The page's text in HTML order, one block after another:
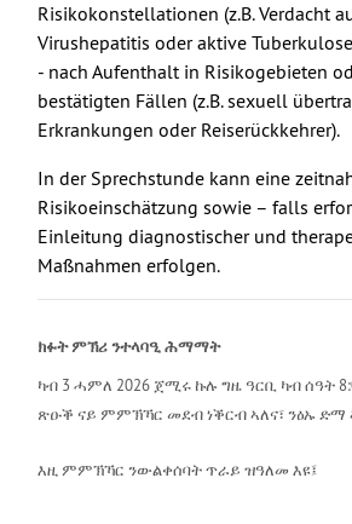
Risikokonstellationen (z.B. Verdacht
Virushepatitis oder aktive
- nach Aufenthalt in Risikogebieten
bestätigten Fällen (z.B. sexuell
Erkrankungen oder Reiserückkehrer).
In der Sprechstunde kann eine
Risikoeinschätzung sowie – falls
Einleitung diagnostischer und
Maßnahmen erfolgen.
ክፉት ምኽሪ ንተላባዒ ሕማማት
ካብ 3 ሓምለ 2026 ጀሚሩ ኩሉ ግዜ ዓርቢ ካብ ሰዓት
ጽዑቕ ናይ ምምኽኻር መደብ ነቕርብ ኣለና፣ ንዕኡ ድማ
እዚ ምምኽኻር ንውልቀሰባት ጥራይ ዝዓለመ እዩ፤